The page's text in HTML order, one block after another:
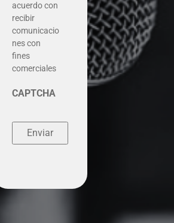
acuerdo con
recibir
comunicacio
nes con
fines
comerciales
CAPTCHA